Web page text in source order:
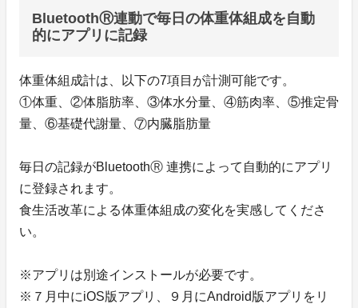
BluetoothⓇ連動で毎日の体重体組成を自動
的にアプリに記録
体重体組成計は、以下の7項目が計測可能です。
①体重、②体脂肪率、③体水分量、④筋肉率、⑤推定骨
量、⑥基礎代謝量、⑦内臓脂肪量
毎日の記録がBluetoothⓇ 連携によって自動的にアプリ
に登録されます。
食生活改革による体重体組成の変化を実感してくださ
い。
※アプリは別途インストールが必要です。
※７月中にiOS版アプリ、９月にAndroid版アプリをリ